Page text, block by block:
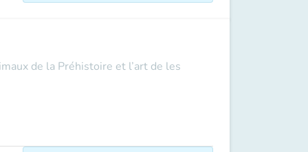
de la Préhistoire et l’art de les